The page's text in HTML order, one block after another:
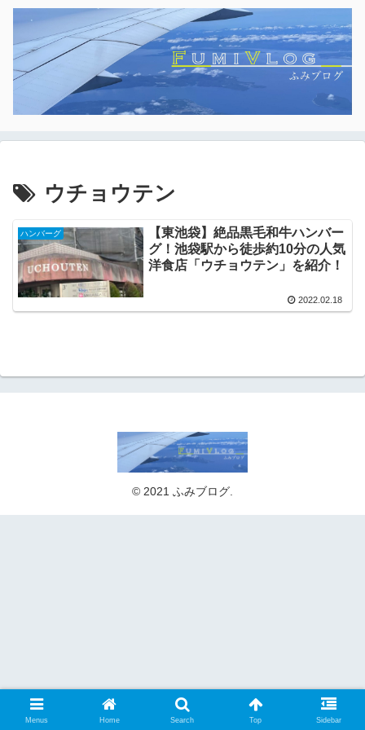
ウチョウテン
ハンバーグ
【東池袋】絶品黒毛和牛ハンバー
グ！池袋駅から徒歩約10分の人気
洋食店「ウチョウテン」を紹介！
2022.02.18
© 2021 ふみブログ.
Menus Home Search Top Sidebar